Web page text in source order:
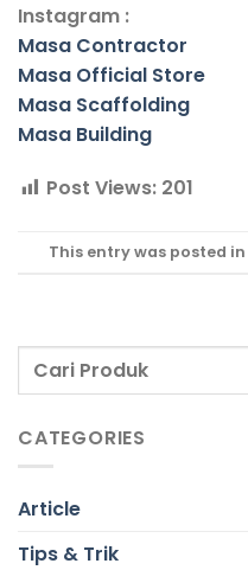
Instagram :
Masa Contractor
Masa Official Store
Masa Scaffolding
Masa Building
Post Views: 201
This entry was posted in
CATEGORIES
Article
Tips & Trik